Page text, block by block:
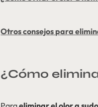
Otros consejos para
¿Cómo